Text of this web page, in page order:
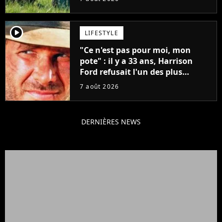
player2 LIFESTYLE
"Ce n'est pas pour moi, mon
pote" : il y a 33 ans, Harrison
Ford refusait l'un des plus
grands succès de tous les temps
7 août 2026
DERNIÈRES NEWS